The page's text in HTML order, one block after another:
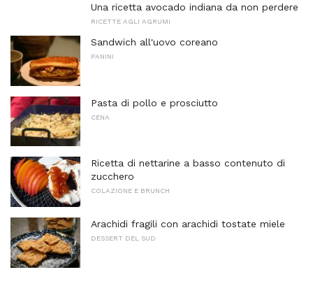
Una ricetta avocado indiana da non perdere
RICETTE AGLI AGRUMI
Sandwich all'uovo coreano
PANINI
Pasta di pollo e prosciutto
CENA
Ricetta di nettarine a basso contenuto di
zucchero
COLAZIONE E BRUNCH
Arachidi fragili con arachidi tostate miele
DESSERT DEL SUD